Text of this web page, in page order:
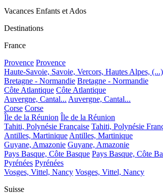
Vacances Enfants et Ados
Destinations
France
Provence Provence
Haute-Savoie, Savoie, Vercors, Hautes Alpes, (...)
Bretagne - Normandie Bretagne - Normandie
Côte Atlantique Côte Atlantique
Auvergne, Cantal... Auvergne, Cantal...
Corse Corse
Île de la Réunion Île de la Réunion
Tahiti, Polynésie Française Tahiti, Polynésie
Antilles, Martinique Antilles, Martinique
Guyane, Amazonie Guyane, Amazonie
Pays Basque, Côte Basque Pays Basque, Côte
Pyrénées Pyrénées
Vosges, Vittel, Nancy Vosges, Vittel, Nancy
Suisse